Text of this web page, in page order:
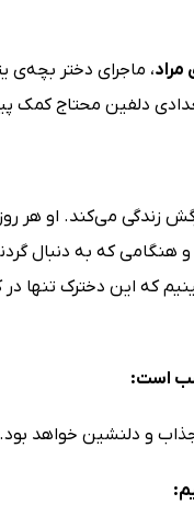
، ماجرای دختر بچه‌ی
دلفین محتاج کمک
زندگی می‌کند. او هر
که به دنبال
که این دخترک تنها
است:
و دلنشین خواهد بود.